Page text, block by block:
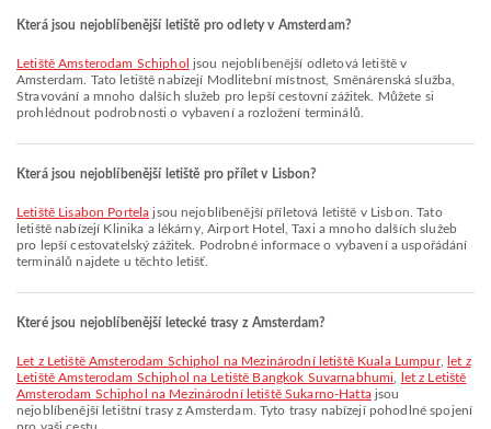
Která jsou nejoblíbenější letiště pro odlety v Amsterdam?
Letiště Amsterodam Schiphol jsou nejoblíbenější odletová letiště v
Amsterdam. Tato letiště nabízejí Modlitební místnost, Směnárenská služba,
Stravování a mnoho dalších služeb pro lepší cestovní zážitek. Můžete si
prohlédnout podrobnosti o vybavení a rozložení terminálů.
Která jsou nejoblíbenější letiště pro přílet v Lisbon?
Letiště Lisabon Portela jsou nejoblíbenější příletová letiště v Lisbon. Tato
letiště nabízejí Klinika a lékárny, Airport Hotel, Taxi a mnoho dalších služeb
pro lepší cestovatelský zážitek. Podrobné informace o vybavení a uspořádání
terminálů najdete u těchto letišť.
Které jsou nejoblíbenější letecké trasy z Amsterdam?
let z Letiště Amsterodam Schiphol na Mezinárodní letiště Kuala Lumpur,
let z
Letiště Amsterodam Schiphol na Letiště Bangkok Suvarnabhumi
let z Letiště
Amsterodam Schiphol na Mezinárodní letiště Sukarno-Hattajsou
nejoblíbenější letištní trasy z Amsterdam. Tyto trasy nabízejí pohodlné spojení